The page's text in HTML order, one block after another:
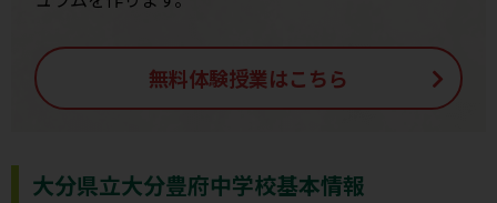
無料体験授業はこちら
大分県立大分豊府中学校基本情報